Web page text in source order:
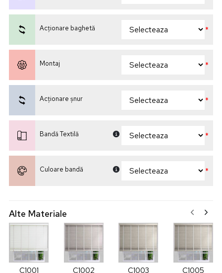
Acționare baghetă *
Montaj *
Acționare șnur *
Bandă Textilă *
Culoare bandă *
Alte Materiale
C1001 C1002 C1003 C1005